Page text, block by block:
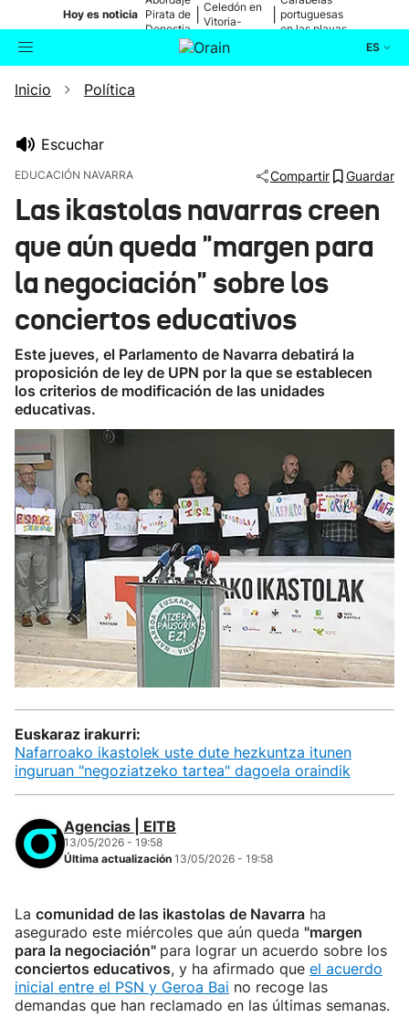
Hoy es noticia Pirata de
Donostia
Celedón en
Vitoria-
portuguesas
en las playas
ES
Buscador
Ikusmiran
Eguraldia
Inicio Política
Escuchar
EDUCACIÓN NAVARRA Compartir Guardar
Las ikastolas navarras creen
que aún queda "margen para
la negociación" sobre los
conciertos educativos
Este jueves, el Parlamento de Navarra debatirá la
proposición de ley de UPN por la que se establecen
los criterios de modificación de las unidades
educativas.
Euskaraz irakurri:
Nafarroako ikastolek uste dute hezkuntza itunen
inguruan "negoziatzeko tartea" dagoela oraindik
Agencias | EITB
13/05/2026 - 19:58
Última actualización 13/05/2026 - 19:58
La comunidad de las ikastolas de Navarra ha
asegurado este miércoles que aún queda "margen
para la negociación" para lograr un acuerdo sobre los
conciertos educativos, y ha afirmado que el acuerdo
inicial entre el PSN y Geroa Bai no recoge las
demandas que han reclamado en las últimas semanas.